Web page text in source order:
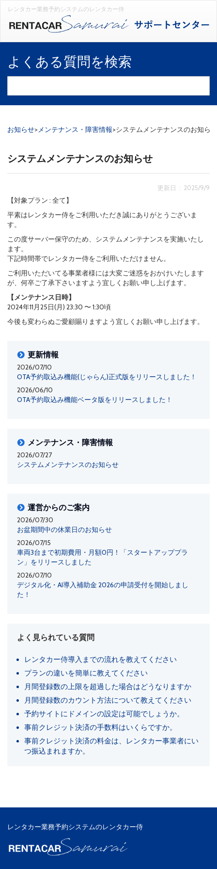
レンタカー業務予約システムのレンタカー侍
よくある質問を検索
お知らせ>メンテナンス・障害情報>システムメンテナンスのお知らせ
システムメンテナンスのお知らせ
更新日 : 2025/9/9
【対象プラン : 全て】
平素はレンタカー侍をご利用いただき誠にありがとうございま
す。
この度サーバー保守のため、システムメンテナンスを実施いたし
ます。
下記時間帯でレンタカー侍をご利用いただけません。
ご利用いただいてる事業者様には大変ご迷惑をおかけいたします
が、何卒ご了承下さいますよう宜しくお願い申し上げます。
【メンテナンス日時】
2024年11月25日(月) 23:30 〜 1:30頃
今後も変わらぬご愛顧賜りますよう宜しくお願い申し上げます。
更新情報
2026/07/10
OTA予約取込み機能(じゃらん)正式版をリリースしました！
2026/06/10
OTA予約取込み機能ベータ版をリリースしました！
メンテナンス・障害情報
2026/07/27
システムメンテナンスのお知らせ
運営からのご案内
2026/07/30
お盆期間中の休業日のお知らせ
2026/07/15
車両3台まで初期費用・月額0円！「スタートアッププラ
ン」をリリースしました
2026/07/10
デジタル化・AI導入補助金 2026の申請受付を開始しまし
た！
よく見られている質問
レンタカー侍導入までの流れを教えてください
プランの違いを簡単に教えてください
月間登録数の上限を超過した場合はどうなりますか
月間登録数のカウント方法について教えてください
予約サイトにドメインの設定は可能でしょうか。
事前クレジット決済の手数料はいくらですか。
事前クレジット決済の料金は、レンタカー事業者にい
つ振込まれますか。
レンタカー業務予約システムのレンタカー侍